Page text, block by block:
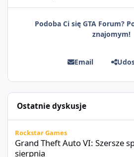
Podoba Ci się GTA Forum?
znajomym!
Email
Ostatnie dyskusje
Rockstar Games
Grand Theft Auto VI: Szersze
sierpnia